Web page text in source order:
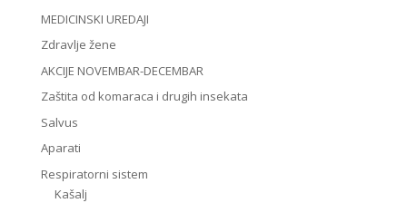
MEDICINSKI UREDAJI
Zdravlje žene
AKCIJE NOVEMBAR-DECEMBAR
Zaštita od komaraca i drugih insekata
Salvus
Aparati
Respiratorni sistem
Kašalj